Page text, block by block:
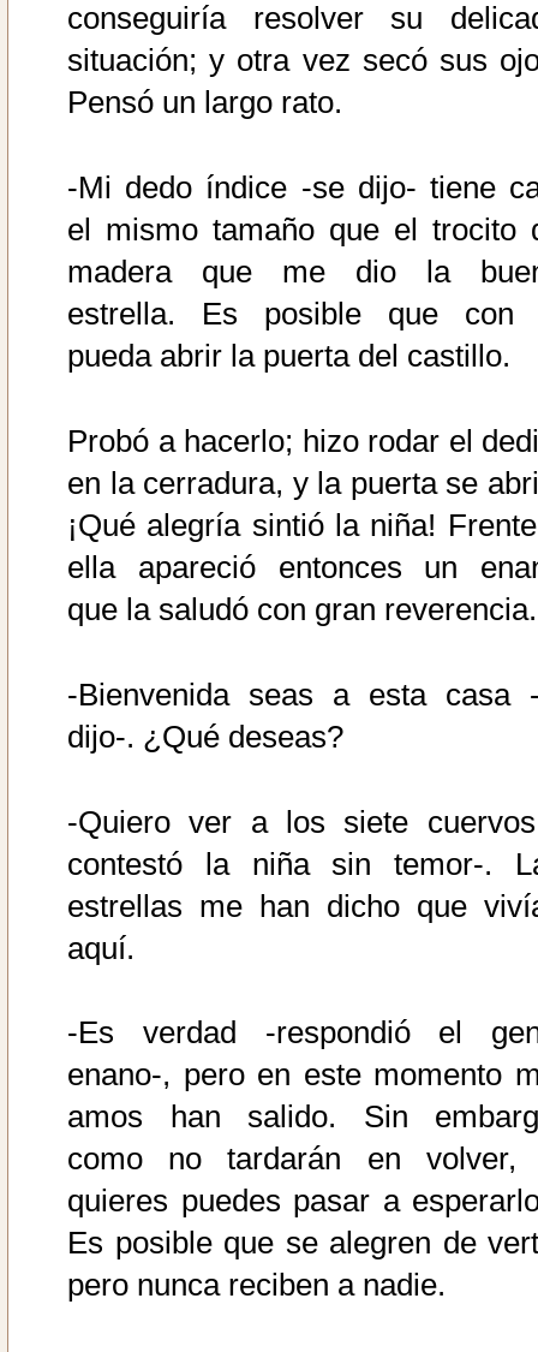
conseguiría resolver su
situación; y otra vez secó sus
Pensó un largo rato.
-Mi dedo índice -se dijo- tiene
el mismo tamaño que el trocito
madera que me dio la
estrella. Es posible que con
pueda abrir la puerta del castillo.
Probó a hacerlo; hizo rodar el
en la cerradura, y la puerta se
¡Qué alegría sintió la niña!
ella apareció entonces un
que la saludó con gran reverencia.
-Bienvenida seas a esta casa
dijo-. ¿Qué deseas?
-Quiero ver a los siete
contestó la niña sin temor-.
estrellas me han dicho que
aquí.
-Es verdad -respondió el
enano-, pero en este momento
amos han salido. Sin
como no tardarán en volver,
quieres puedes pasar a
Es posible que se alegren de
pero nunca reciben a nadie.